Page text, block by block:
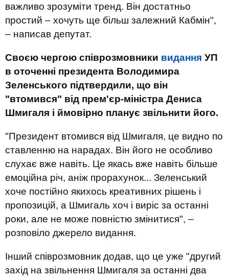
важливо зрозуміти тренд. Він достатньо
простий – хочуть ще більш залежний Кабмін",
– написав депутат.
Своєю чергою співрозмовники видання УП
в оточенні президента Володимира
Зеленського підтвердили, що він
"втомився" від прем'єр-міністра Дениса
Шмигаля і ймовірно планує звільнити його.
"Президент втомився від Шмигаля, це видно по
ставленню на нарадах. Він його не особливо
слухає вже навіть. Це якась вже навіть більше
емоційна річ, аніж прорахунок... Зеленський
хоче постійно якихось креативних рішень і
пропозицій, а Шмигаль хоч і виріс за останні
роки, але не може повністю змінитися", –
розповіло джерело видання.
Інший співрозмовник додав, що це уже "другий
захід на звільнення Шмигаля за останні два